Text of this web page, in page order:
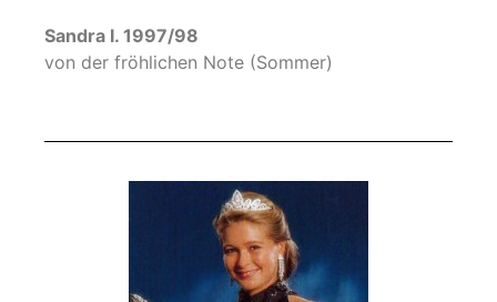
Sandra I. 1997/98
von der fröhlichen Note (Sommer)